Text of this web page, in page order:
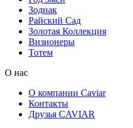
Зодиак
Райский Сад
Золотая Коллекция
Визионеры
Тотем
О нас
О компании Caviar
Контакты
Друзья CAVIAR